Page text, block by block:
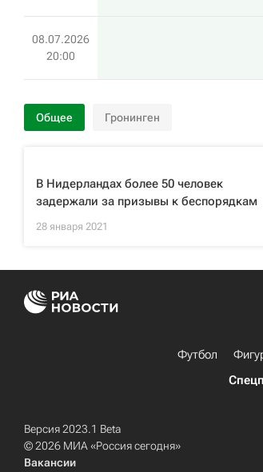
08.07.2026
20:00
Общее Гронинген
В Нидерландах более 50 человек
задержали за призывы к беспорядкам
28 января 2021
Футбол
Версия 2023.1 Beta
© 2026 МИА «Россия сегодня»
Вакансии